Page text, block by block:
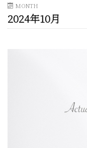
MONTH
2024年10月